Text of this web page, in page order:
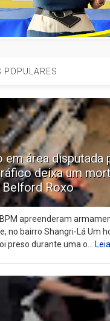
POPULARES
em área disputada
deixa um
Roxo
apreenderam
no bairro Shangri-Lá Um
preso durante uma o...